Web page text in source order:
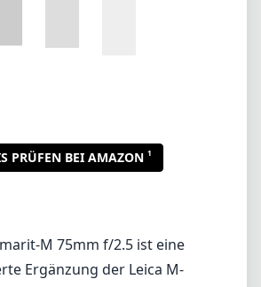
Ergänzung der Leica M-
ist besonders für seine
und das leichte Design
oder Reisende
auf Mobilität legen, ohne die
beeinträchtigen.